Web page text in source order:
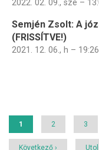
2022. 02. 09., sze –
Semjén Zsolt: A
(FRISSÍTVE!)
2021. 12. 06., h – 19:26
Jelenlegi
oldal
1 Page
2 Page
3
Következő
Következő ›